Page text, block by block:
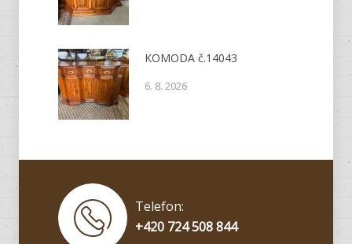
KOMODA č.14043
6. 8. 2026
Telefon:
+420 724 508 844